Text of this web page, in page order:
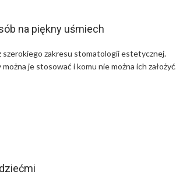
na piękny uśmiech
szerokiego zakresu stomatologii estetycznej.
je stosować i komu nie można ich